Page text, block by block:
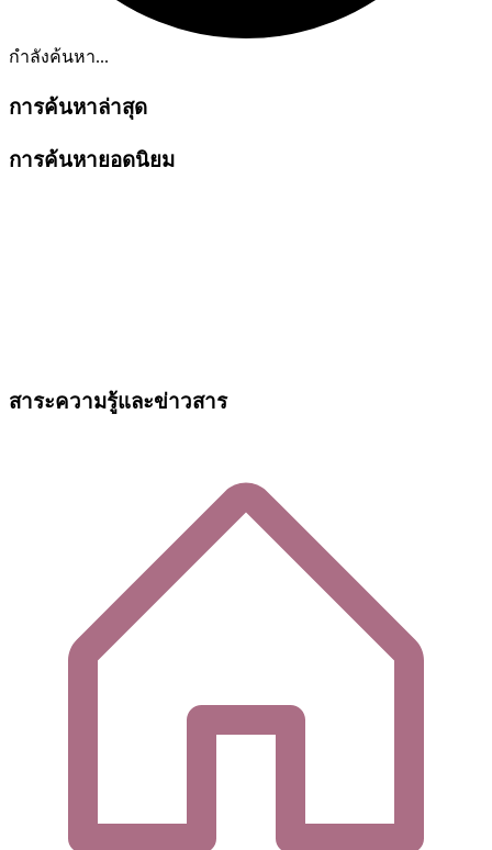
กำลังค้นหา...
การค้นหาล่าสุด
การค้นหายอดนิยม
สาระความรู้และข่าวสาร